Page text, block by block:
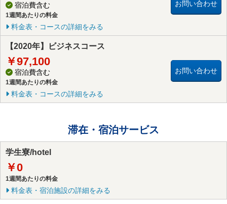
宿泊費含む
1週間あたりの料金
お問い合わせ
料金表・コースの詳細をみる
【2020年】ビジネスコース
￥97,100
宿泊費含む
1週間あたりの料金
お問い合わせ
料金表・コースの詳細をみる
滞在・宿泊サービス
学生寮/hotel
￥0
1週間あたりの料金
料金表・宿泊施設の詳細をみる